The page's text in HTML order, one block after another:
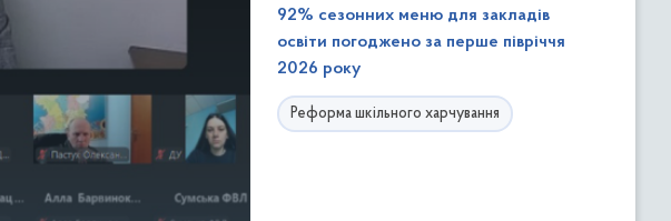
92% сезонних меню для закладів
освіти погоджено за перше півріччя
2026 року
Реформа шкільного харчування